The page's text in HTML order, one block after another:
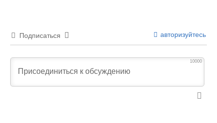
Подписаться авторизуйтесь
10000